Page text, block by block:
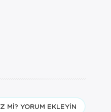
MI? YORUM EKLEYIN